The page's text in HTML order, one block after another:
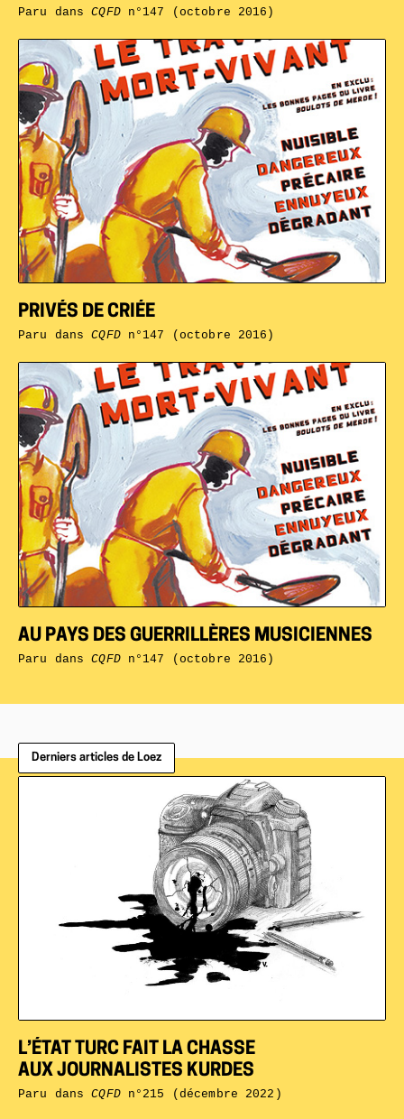
AU PAYS DES GUERRILLÈRES MUSICIENNES
Paru dansCQFDn°147 (octobre 2016)
PRIVÉS DE CRIÉE
Paru dansCQFDn°147 (octobre 2016)
Paru dansCQFDn°147 (octobre 2016)
Derniers articles de Loez
L’ÉTAT TURC FAIT LA CHASSE
AUX JOURNALISTES KURDES
Paru dansCQFDn°215 (décembre 2022)